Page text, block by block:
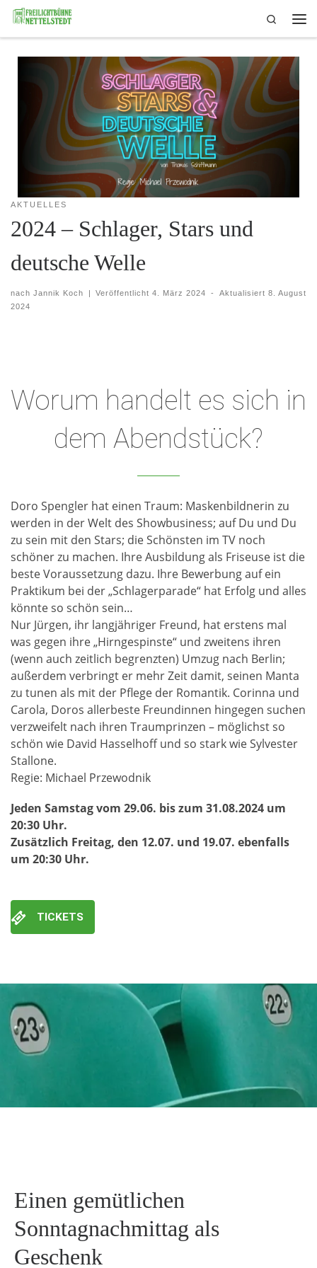
Skip to content
Search
AKTUELLES
2024 – Schlager, Stars und
deutsche Welle
nach Jannik Koch | Veröffentlicht4. März 2024 - Aktualisiert 8. August
2024
Worum handelt es sich in
dem Abendstück?
Doro Spengler hat einen Traum: Maskenbildnerin zu
werden in der Welt des Showbusiness; auf Du und Du
zu sein mit den Stars; die Schönsten im TV noch
schöner zu machen. Ihre Ausbildung als Friseuse ist die
beste Voraussetzung dazu. Ihre Bewerbung auf ein
Praktikum bei der „Schlagerparade“ hat Erfolg und alles
könnte so schön sein…
Nur Jürgen, ihr langjähriger Freund, hat erstens mal
was gegen ihre „Hirngespinste“ und zweitens ihren
(wenn auch zeitlich begrenzten) Umzug nach Berlin;
außerdem verbringt er mehr Zeit damit, seinen Manta
zu tunen als mit der Pflege der Romantik. Corinna und
Carola, Doros allerbeste Freundinnen hingegen suchen
verzweifelt nach ihren Traumprinzen – möglichst so
schön wie David Hasselhoff und so stark wie Sylvester
Stallone.
Regie: Michael Przewodnik
Jeden Samstag vom 29.06. bis zum 31.08.2024 um
20:30 Uhr.
Zusätzlich Freitag, den 12.07. und 19.07. ebenfalls
um 20:30 Uhr.
TICKETS
Einen gemütlichen
Sonntagnachmittag als
Geschenk